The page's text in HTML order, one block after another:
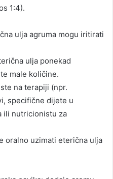
1:4).
ulja agruma mogu iritirati
ulja ponekad
male količine.
na terapiji (npr.
specifične dijete u
ili nutricionistu za
oralno uzimati eterična ulja